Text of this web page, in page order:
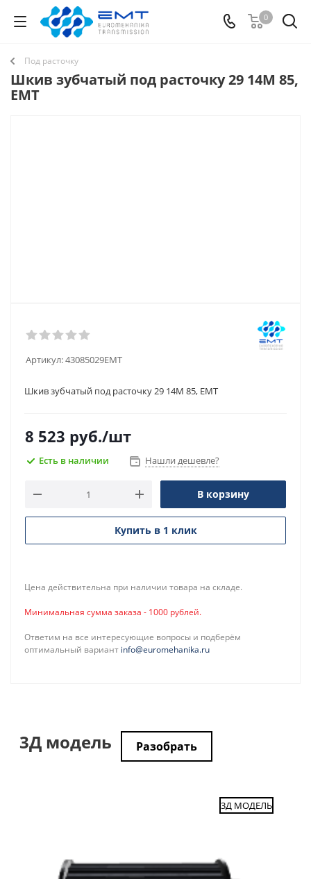
0
Под расточку
Шкив зубчатый под расточку 29 14M 85,
EMT
Артикул:43085029EMT
Шкив зубчатый под расточку 29 14M 85, EMT
8 523 руб./шт
Есть в наличии Нашли дешевле?
В корзину
Купить в 1 клик
Цена действительна при наличии товара на складе.
Минимальная сумма заказа - 1000 рублей.
Ответим на все интересующие вопросы и подберём
оптимальный вариант info@euromehanika.ru
3Д модель Разобрать
3Д МОДЕЛЬ